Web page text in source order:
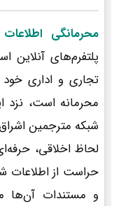
محرمانگی اطلاعات
پلتفرم‌های آنلاین
تجاری و اداری
محرمانه است، نزد
شبکه مترجمین
لحاظ اخلاقی،
حراست از اطلاعات
و مستندات آن‌ها